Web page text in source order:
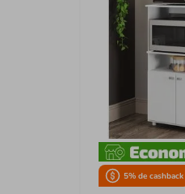
5% de cashback